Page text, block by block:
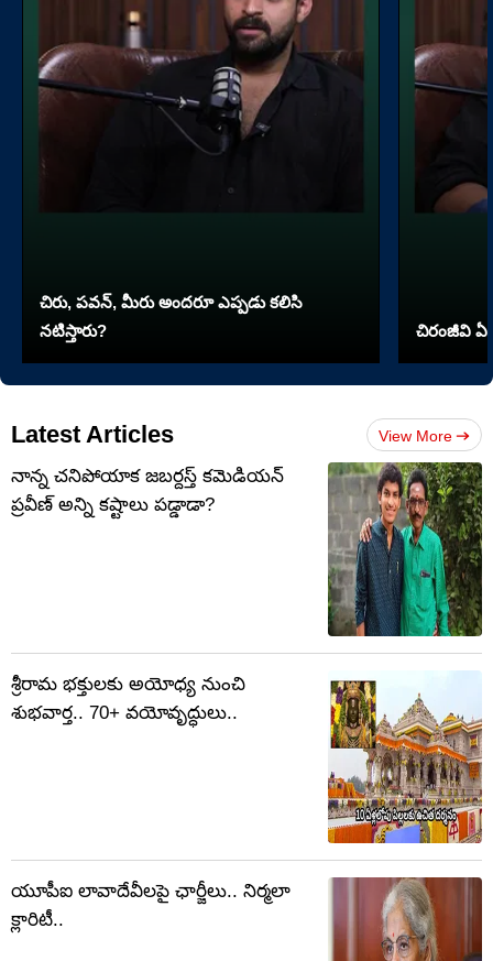
చిరు, పవన్, మీరు అందరూ ఎప్పడు కలిసి
నటిస్తారు?
చిరంజీవి ఏ
Latest Articles View More
నాన్న చనిపోయాక జబర్దస్త్ కమెడియన్
ప్రవీణ్ అన్ని కష్టాలు పడ్డాడా?
శ్రీరామ భక్తులకు అయోధ్య నుంచి
శుభవార్త.. 70+ వయోవృద్ధులు..
యూపీఐ లావాదేవీలపై ఛార్జీలు.. నిర్మలా
క్లారిటీ..